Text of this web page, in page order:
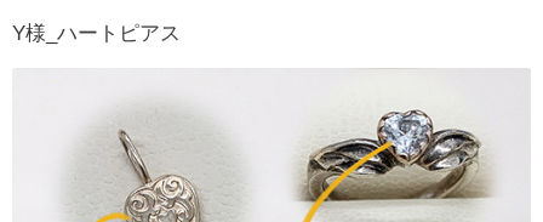
Y様_ハートピアス